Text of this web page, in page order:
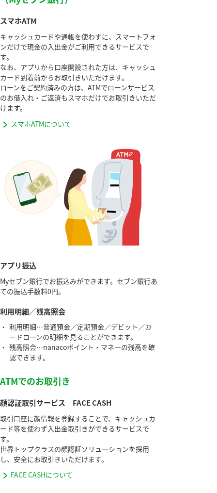
スマホATM
キャッシュカードや通帳を使わずに、スマートフォ
ンだけで現金の入出金がご利用できるサービスで
す。
なお、アプリから口座開設された方は、キャッシュ
カード到着前からお取引きいただけます。
ローンをご契約済みの方は、ATMでローンサービス
のお借入れ・ご返済もスマホだけでお取引きいただ
けます。
スマホATMについて
アプリ振込
Myセブン銀行でお振込みができます。セブン銀行あ
ての振込手数料0円。
利用明細／残高照会
・ 利用明細…普通預金／定期預金／デビット／カ
ードローンの明細を見ることができます。
・ 残高照会…nanacoポイント・マネーの残高を確
認できます。
ATMでのお取引き
顔認証取引サービス FACE CASH
取引口座に顔情報を登録することで、キャッシュカ
ード等を使わず入出金取引きができるサービスで
す。
世界トップクラスの顔認証ソリューションを採用
し、安全にお取引きいただけます。
FACE CASHについて